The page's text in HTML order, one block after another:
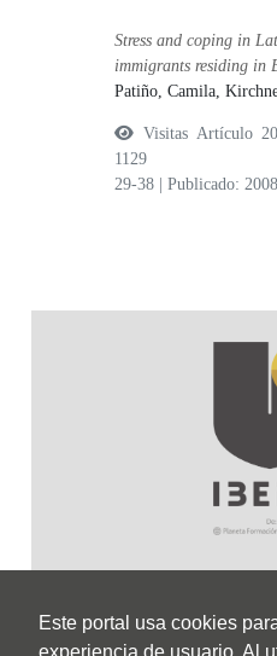
Este portal usa cookies
experiencia de usuario. Al
Stress and coping in
immigrants residing in
Patiño, Camila,
Visitas Artículo
1129
29-38
|Publicado:
Sede Principal